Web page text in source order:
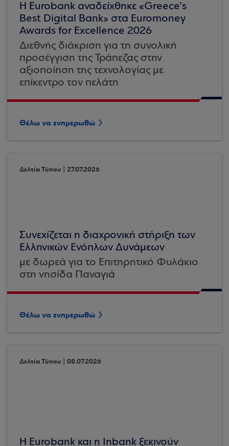
Η Eurobank αναδείχθηκε «Greece’s
Best Digital Bank» στα Euromoney
Awards for Excellence 2026
Διεθνής διάκριση για τη συνολική
προσέγγιση της Τράπεζας στην
αξιοποίηση της τεχνολογίας με
επίκεντρο τον πελάτη
Θέλω να ενημερωθώ
Δελτία Τύπου | 27.07.2026
Συνεχίζεται η διαχρονική στήριξη των
Ελληνικών Ενόπλων Δυνάμεων
με δωρεά για το Επιτηρητικό Φυλάκιο
στη νησίδα Παναγιά
Θέλω να ενημερωθώ
Δελτία Τύπου | 08.07.2026
Η Eurobank και η Inbank ξεκινούν